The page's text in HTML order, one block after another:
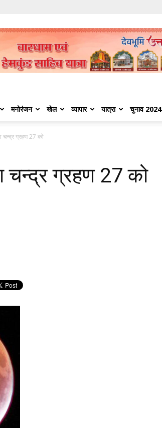
मनोरंजन खेल व्यापार यात्रा चुनाव 2024
चन्द्र ग्रहण 27 को
चन्द्र ग्रहण 27 को